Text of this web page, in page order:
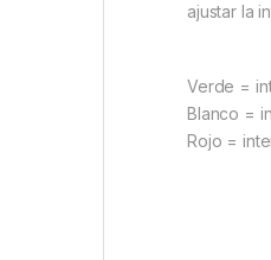
ajustar la
Verde =
Blanco =
Rojo =